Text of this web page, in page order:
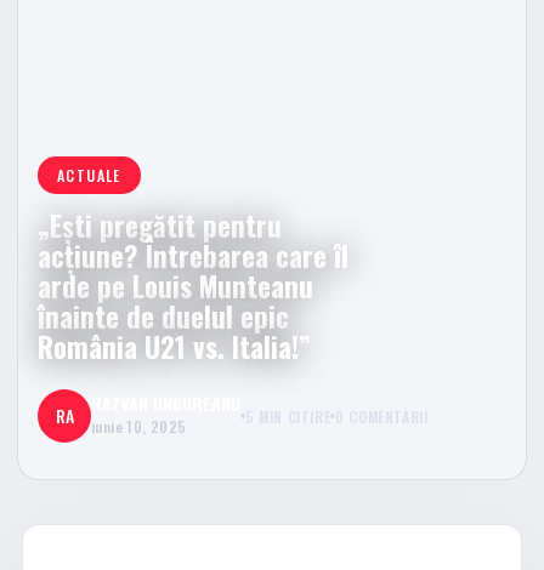
ACTUALE
„Ești pregătit pentru
acțiune? Întrebarea care îl
arde pe Louis Munteanu
înainte de duelul epic
România U21 vs. Italia!”
RA iunie 10, 2025 5 MIN CITIRE 0 COMENTARII